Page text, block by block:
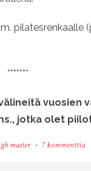
pilatesrenkaalle
*******
vuosien
jotka olet
master 7 kommenttia